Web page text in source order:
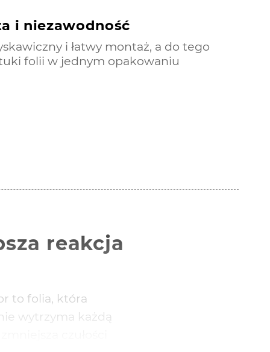
i niezawodność
i łatwy montaż, a do tego
folii w jednym opakowaniu
reakcja
to folia, która
wytrzyma każdą
czułości